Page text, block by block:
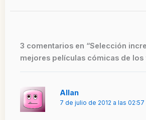
3 comentarios en “Selección
mejores películas cómicas de los
Allan
7 de julio de 2012 a las 02:57